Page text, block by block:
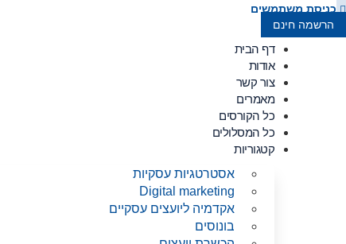
דלג
לתוכן
כניסת משתמשים
הרשמה חינם
דף הבית
אודות
צור קשר
מאמרים
כל הקורסים
כל המסלולים
קטגוריות
אסטרטגיות עסקיות
Digital marketing
אקדמיה ליועצים עסקיים
בונוסים